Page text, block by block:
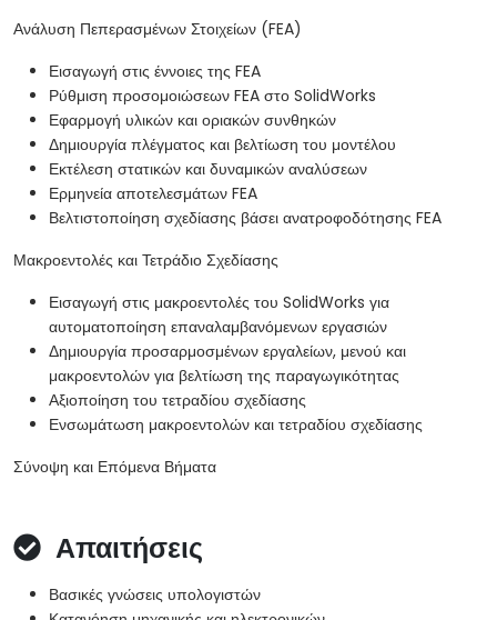
Ανάλυση Πεπερασμένων Στοιχείων (FEA)
Εισαγωγή στις έννοιες της FEA
Ρύθμιση προσομοιώσεων FEA στο SolidWorks
Εφαρμογή υλικών και οριακών συνθηκών
Δημιουργία πλέγματος και βελτίωση του μοντέλου
Εκτέλεση στατικών και δυναμικών αναλύσεων
Ερμηνεία αποτελεσμάτων FEA
Βελτιστοποίηση σχεδίασης βάσει ανατροφοδότησης FEA
Μακροεντολές και Τετράδιο Σχεδίασης
Εισαγωγή στις μακροεντολές του SolidWorks για
αυτοματοποίηση επαναλαμβανόμενων εργασιών
Δημιουργία προσαρμοσμένων εργαλείων, μενού και
μακροεντολών για βελτίωση της παραγωγικότητας
Αξιοποίηση του τετραδίου σχεδίασης
Ενσωμάτωση μακροεντολών και τετραδίου σχεδίασης
Σύνοψη και Επόμενα Βήματα
Απαιτήσεις
Βασικές γνώσεις υπολογιστών